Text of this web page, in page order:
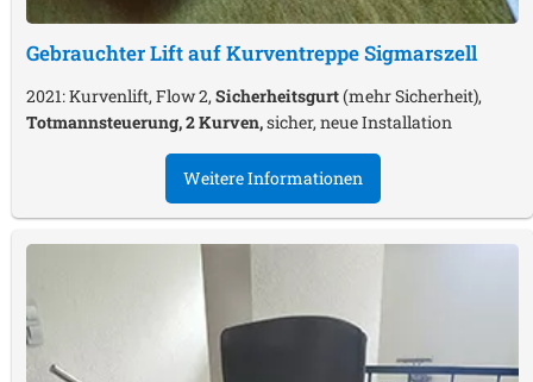
Gebrauchter Lift auf KurventreppeSigmarszell
2021: Kurvenlift, Flow 2, Sicherheitsgurt(mehr Sicherheit),
Totmannsteuerung, 2 Kurven,sicher, neue Installation
Weitere Informationen